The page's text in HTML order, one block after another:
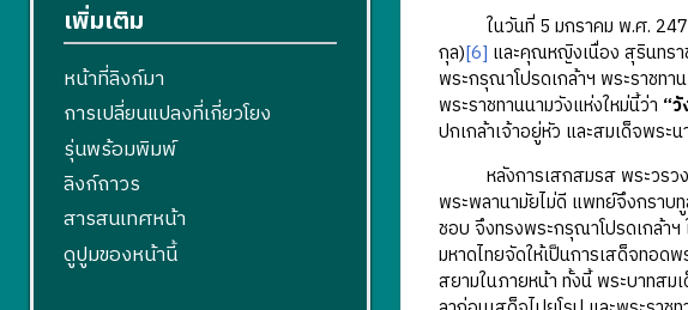
ในวันที่ 5 มกราคม พ.ศ. 2472
กุล)[6] และคุณหญิงเนื่อง สุรินทรา
พระกรุณาโปรดเกล้าฯ พระราชท
พระราชทานนามวังแห่งใหม่นี้ว่า “
ปกเกล้าเจ้าอยู่หัว และสมเด็จพระ
หลังการเสกสมรส พระวรวงศ์
พระพลานามัยไม่ดี แพทย์จึงกราบ
ชอบ จึงทรงพระกรุณาโปรดเกล้า
มหาดไทยจัดให้เป็นการเสด็จทอด
สยามในภายหน้า ทั้งนี้ พระบาทสม
เพิ่มเติม
หน้าที่ลิงก์มา
การเปลี่ยนแปลงที่เกี่ยวโยง
รุ่นพร้อมพิมพ์
ลิงก์ถาวร
สารสนเทศหน้า
ดูปูมของหน้านี้